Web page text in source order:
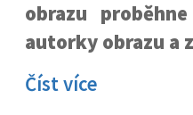
obrazu
autorky obrazu a
Číst více